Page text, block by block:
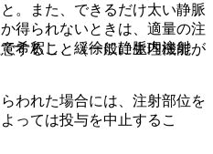
。また、できるだけ太い静脈
得られないときは、適量の注
希釈し、緩徐に静脈内注射
われた場合には、注射部位を
っては投与を中止するこ
すること（一般に生理機能が